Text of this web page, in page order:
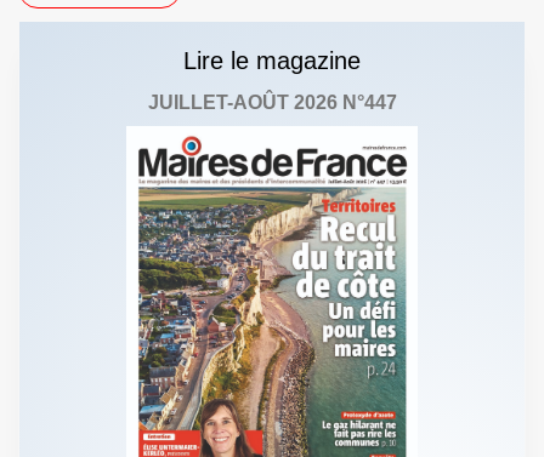
Lire le magazine
JUILLET-AOÛT 2026 N°447